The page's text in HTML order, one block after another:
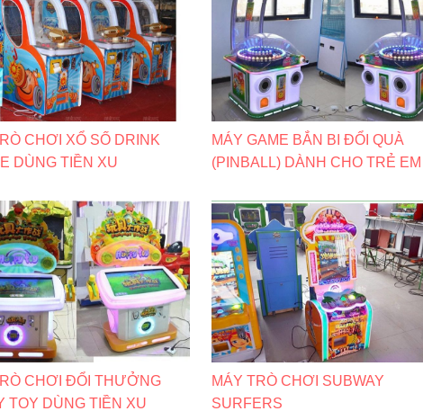
CHƠI XỔ SỐ DRINK
DÙNG TIỀN XU
MÁY GAME BẮN BI ĐỔI QUÀ
(PINBALL) DÀNH CHO TRẺ EM
CHƠI ĐỔI THƯỞNG
TOY DÙNG TIỀN XU
MÁY TRÒ CHƠI SUBWAY
SURFERS